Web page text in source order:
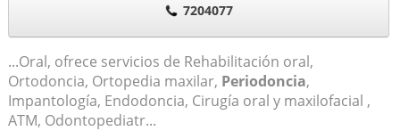
7204077
...Oral, ofrece servicios de Rehabilitación oral,
Ortodoncia, Ortopedia maxilar, Periodoncia,
Impantología, Endodoncia, Cirugía oral y maxilofacial ,
ATM, Odontopediatr...